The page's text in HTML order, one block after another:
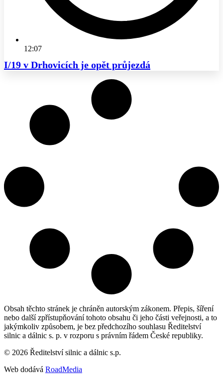
12:07
I/19 v Drhovicích je opět průjezdá
Obsah těchto stránek je chráněn autorským zákonem. Přepis, šíření
nebo další zpřístupňování tohoto obsahu či jeho části veřejnosti, a to
jakýmkoliv způsobem, je bez předchozího souhlasu Ředitelství
silnic a dálnic s. p. v rozporu s právním řádem České republiky.
© 2026 Ředitelství silnic a dálnic s.p.
Web dodává RoadMedia